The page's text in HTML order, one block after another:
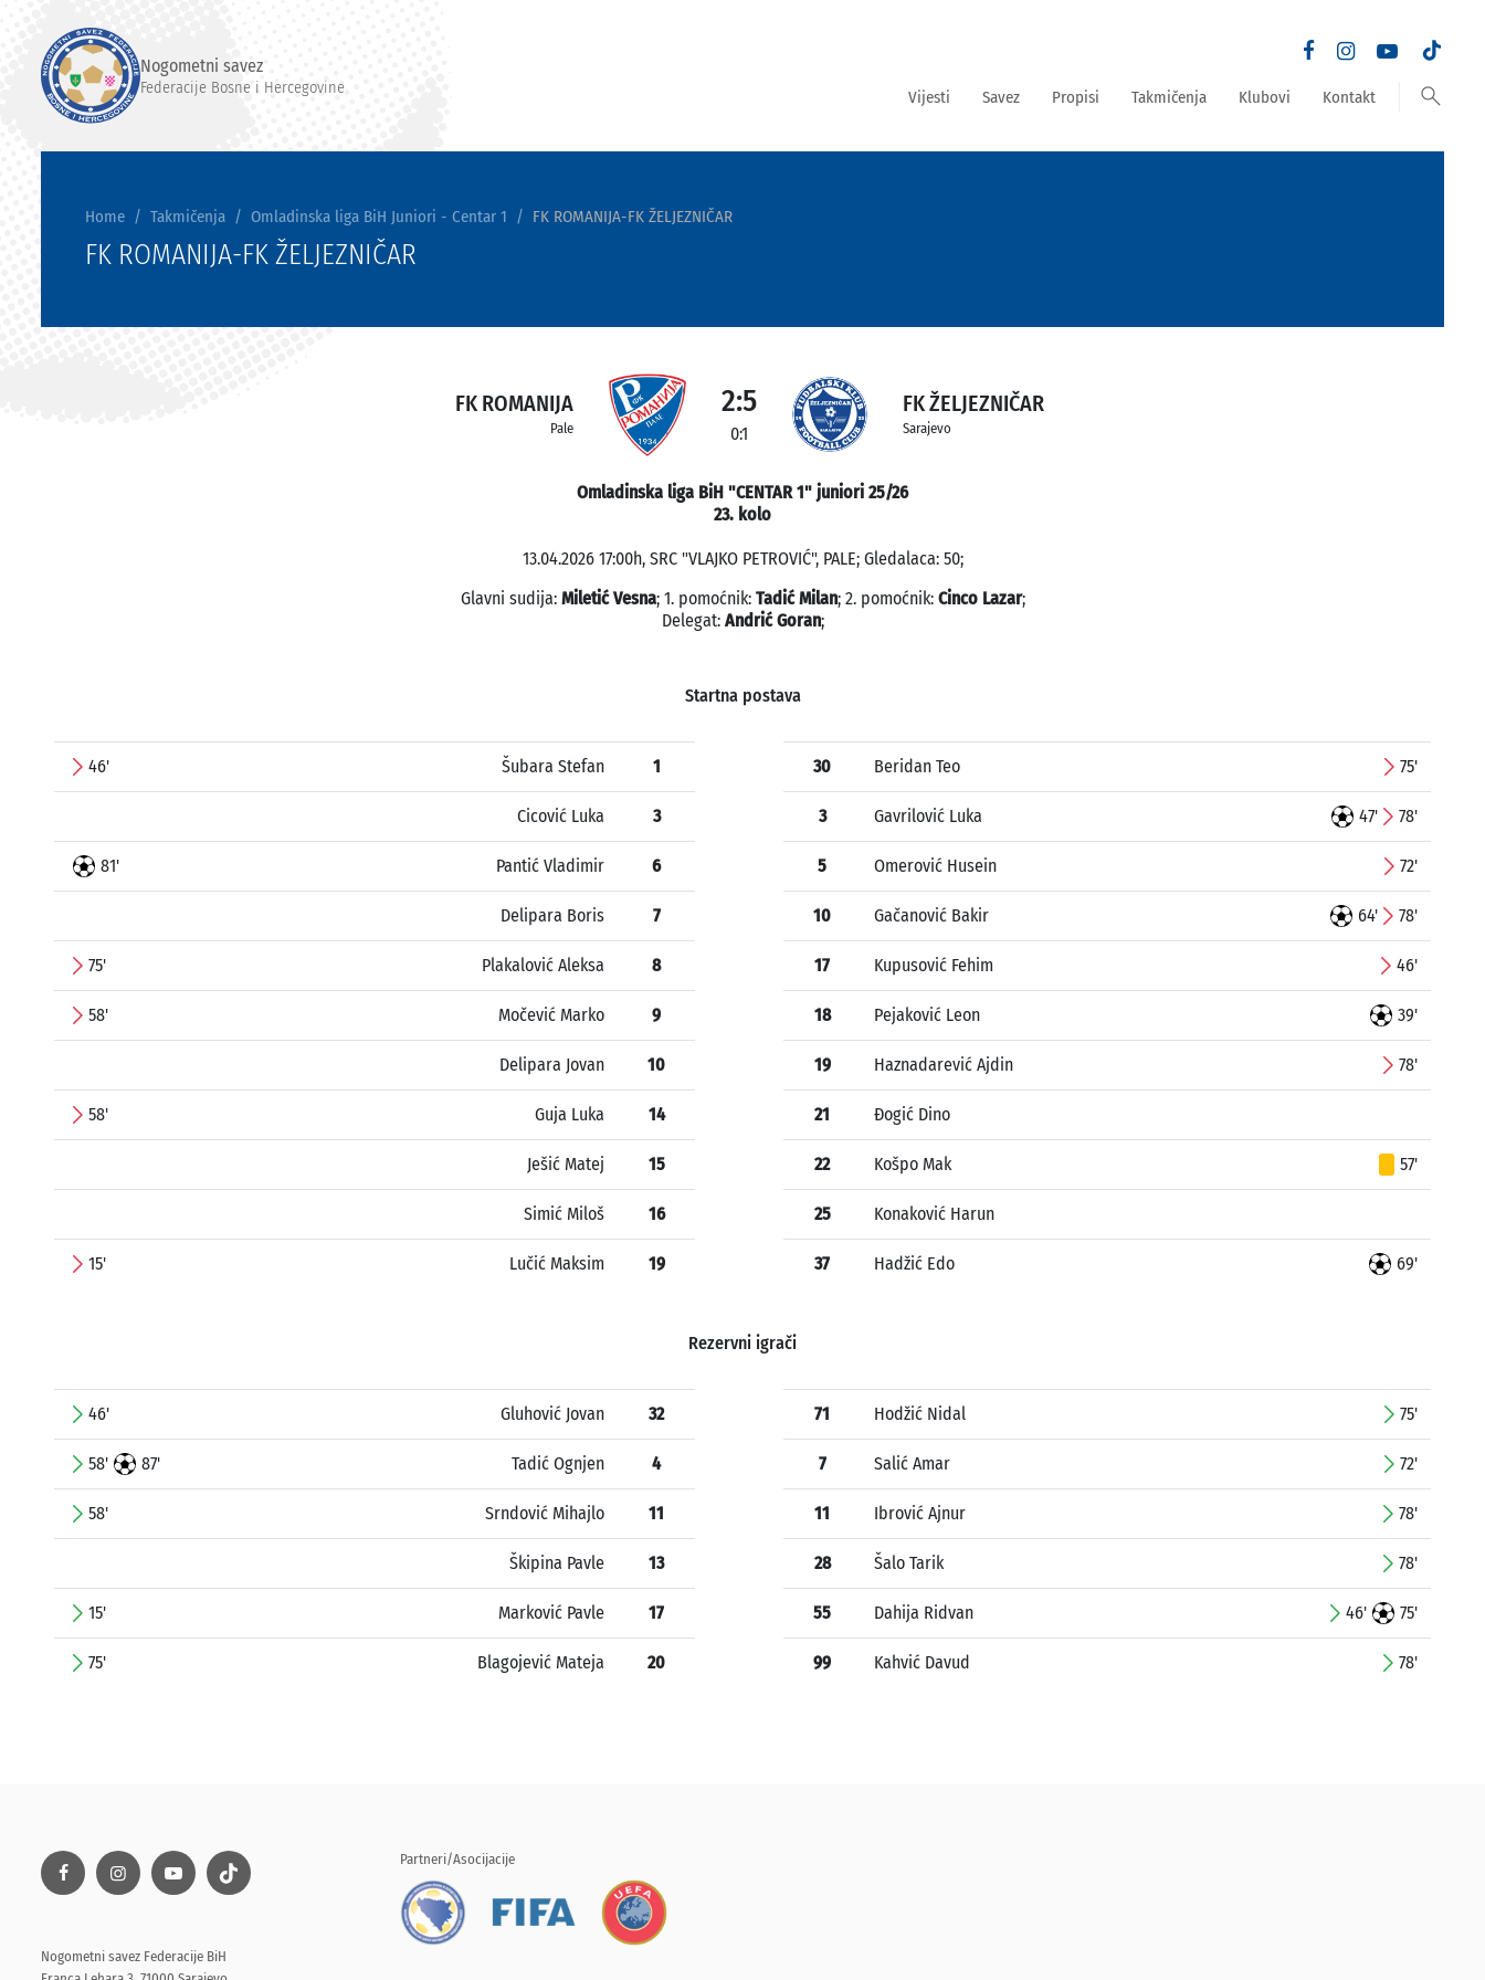
Nogometni savez
Federacije Bosne i Hercegovine Vijesti Savez Propisi Takmičenja Klubovi Kontakt search
Home Takmičenja Omladinska liga BiH Juniori - Centar 1 FK ROMANIJA-FK ŽELJEZNIČAR
FK ROMANIJA-FK ŽELJEZNIČAR
FK ROMANIJA
Pale
2:5
0:1
FK ŽELJEZNIČAR
Sarajevo
Omladinska liga BiH "CENTAR 1" juniori 25/26
23. kolo
13.04.2026 17:00h, SRC "VLAJKO PETROVIĆ", PALE; Gledalaca: 50;
Glavni sudija: Miletić Vesna; 1. pomoćnik: Tadić Milan; 2. pomoćnik: Cinco Lazar;
Delegat: Andrić Goran;
Startna postava
46' Šubara Stefan 1
Cicović Luka 3
81' Pantić Vladimir 6
Delipara Boris 7
75' Plakalović Aleksa 8
58' Močević Marko 9
Delipara Jovan 10
58' Guja Luka 14
Ješić Matej 15
Simić Miloš 16
15' Lučić Maksim 19
30 Beridan Teo 75'
3 Gavrilović Luka 47' 78'
5 Omerović Husein 72'
10 Gačanović Bakir 64' 78'
17 Kupusović Fehim 46'
18 Pejaković Leon 39'
19 Haznadarević Ajdin 78'
21 Đogić Dino
22 Košpo Mak 57'
25 Konaković Harun
37 Hadžić Edo 69'
Rezervni igrači
46' Gluhović Jovan 32
58' 87' Tadić Ognjen 4
58' Srndović Mihajlo 11
Škipina Pavle 13
15' Marković Pavle 17
75' Blagojević Mateja 20
71 Hodžić Nidal 75'
7 Salić Amar 72'
11 Ibrović Ajnur 78'
28 Šalo Tarik 78'
55 Dahija Ridvan 46' 75'
99 Kahvić Davud 78'
Nogometni savez Federacije BiH
Partneri/Asocijacije